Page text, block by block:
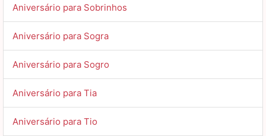
Aniversário para Sobrinhos
Aniversário para Sogra
Aniversário para Sogro
Aniversário para Tia
Aniversário para Tio